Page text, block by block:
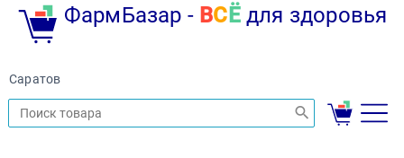
ФармБазар - ВС Ёдля здоровья
Саратов